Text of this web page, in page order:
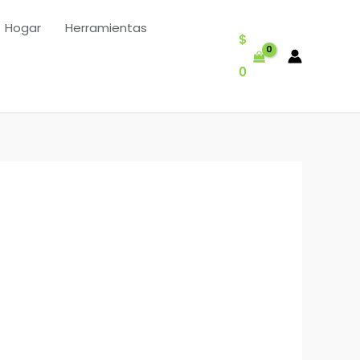
Hogar Herramientas
$
0